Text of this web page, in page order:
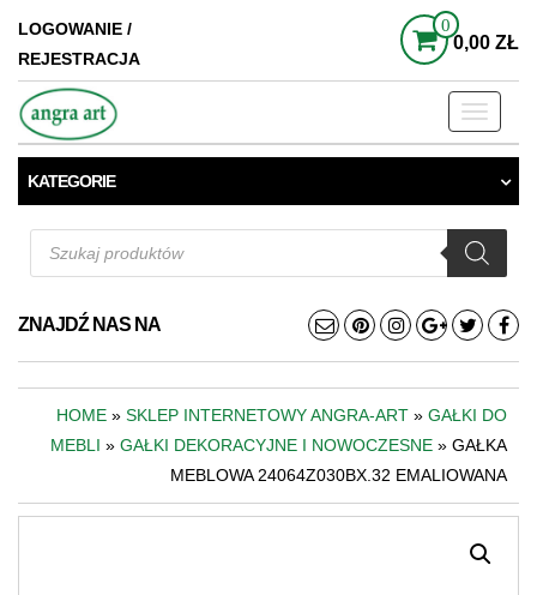
LOGOWANIE /
REJESTRACJA
0
0,00 ZŁ
Toggle
KATEGORIE
Wyszukiwarka
produktów
ZNAJDŹ NAS NA
HOME » SKLEP INTERNETOWY ANGRA-ART » GAŁKI DO
MEBLI » GAŁKI DEKORACYJNE I NOWOCZESNE » GAŁKA
MEBLOWA 24064Z030BX.32 EMALIOWANA